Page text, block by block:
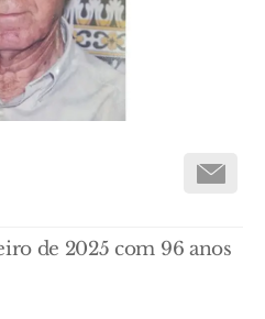
de 2025 com 96 anos